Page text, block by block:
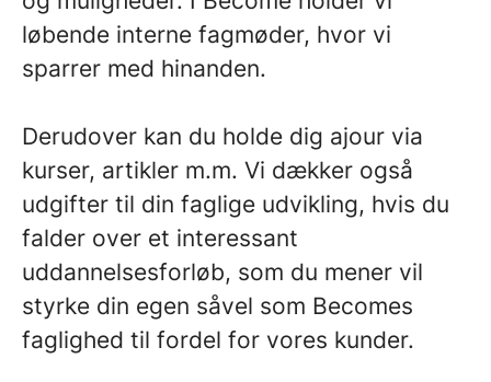
løbende interne fagmøder, hvor vi
sparrer med hinanden.
Derudover kan du holde dig ajour via
kurser, artikler m.m. Vi dækker også
udgifter til din faglige udvikling, hvis du
falder over et interessant
uddannelsesforløb, som du mener vil
styrke din egen såvel som Becomes
faglighed til fordel for vores kunder.